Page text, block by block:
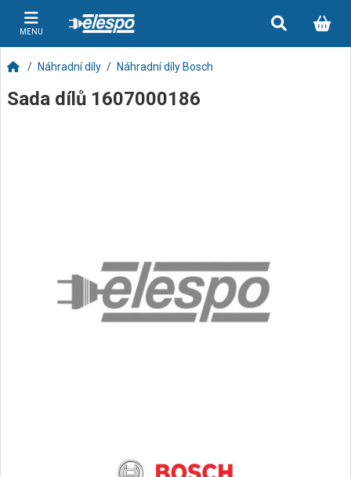
MENU
Náhradní díly Náhradní díly Bosch
Sada dílů 1607000186